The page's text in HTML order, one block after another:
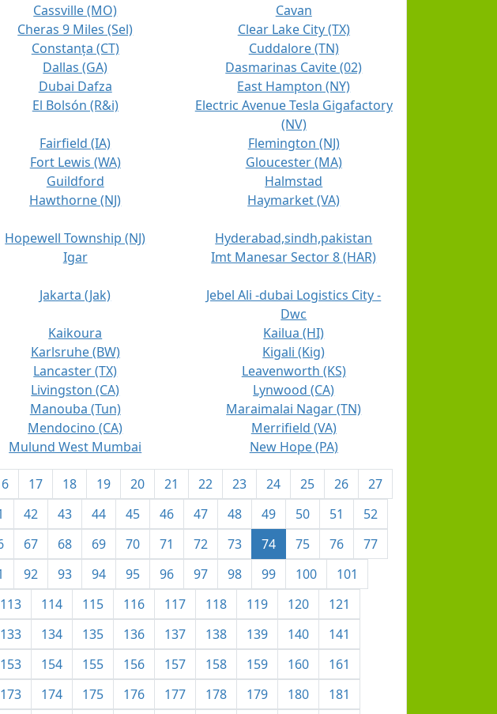
Cassville (MO)
Cavan
Cheras 9 Miles (Sel)
Clear Lake City (TX)
Constanța (CT)
Cuddalore (TN)
Dallas (GA)
Dasmarinas Cavite (02)
Dubai Dafza
East Hampton (NY)
El Bolsón (R&i)
Electric Avenue Tesla Gigafactory
(NV)
Fairfield (IA)
Flemington (NJ)
Fort Lewis (WA)
Gloucester (MA)
Guildford
Halmstad
Hawthorne (NJ) Haymarket (VA)
Hopewell Township (NJ)
Hyderabad,sindh,pakistan
Igar Imt Manesar Sector 8 (HAR)
Jakarta (Jak)
Jebel Ali -dubai Logistics City -
Dwc
Kaikoura
Kailua (HI)
Karlsruhe (BW)
Kigali (Kig)
Lancaster (TX)
Leavenworth (KS)
Livingston (CA)
Lynwood (CA)
Manouba (Tun)
Maraimalai Nagar (TN)
Mendocino (CA)
Merrifield (VA)
Mulund West Mumbai New Hope (PA)
17 18 19 20 21 22 23 24 25 26
27
42 43 44 45 46 47 48 49 50 51
52
67 68 69 70 71 72 73 74 75 76
77
92 93 94 95 96 97 98 99 100
101
113 114 115 116 117 118 119 120
121
133 134 135 136 137 138 139 140
141
153 154 155 156 157 158 159 160
161
173 174 175 176 177 178 179 180
181